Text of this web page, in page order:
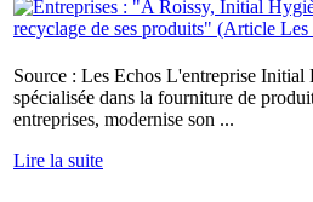
Source : Les Echos L'entreprise Initial
spécialisée dans la fourniture de
entreprises, modernise son ...
Lire la suite